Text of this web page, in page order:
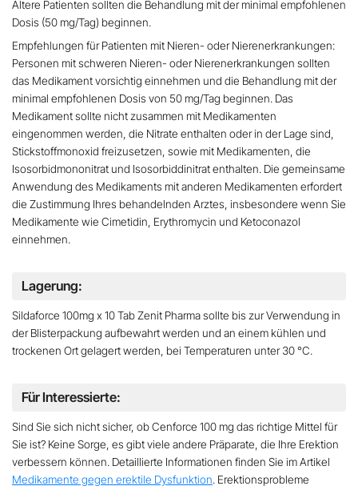
Ältere Patienten sollten die Behandlung mit der minimal empfohlenen
Dosis (50 mg/Tag) beginnen.
Empfehlungen für Patienten mit Nieren- oder Nierenerkrankungen:
Personen mit schweren Nieren- oder Nierenerkrankungen sollten
das Medikament vorsichtig einnehmen und die Behandlung mit der
minimal empfohlenen Dosis von 50 mg/Tag beginnen. Das
Medikament sollte nicht zusammen mit Medikamenten
eingenommen werden, die Nitrate enthalten oder in der Lage sind,
Stickstoffmonoxid freizusetzen, sowie mit Medikamenten, die
Isosorbidmononitrat und Isosorbiddinitrat enthalten. Die gemeinsame
Anwendung des Medikaments mit anderen Medikamenten erfordert
die Zustimmung Ihres behandelnden Arztes, insbesondere wenn Sie
Medikamente wie Cimetidin, Erythromycin und Ketoconazol
einnehmen.
Lagerung:
Sildaforce 100mg x 10 Tab Zenit Pharma sollte bis zur Verwendung in
der Blisterpackung aufbewahrt werden und an einem kühlen und
trockenen Ort gelagert werden, bei Temperaturen unter 30 °C.
Für Interessierte:
Sind Sie sich nicht sicher, ob Cenforce 100 mg das richtige Mittel für
Sie ist? Keine Sorge, es gibt viele andere Präparate, die Ihre Erektion
verbessern können. Detaillierte Informationen finden Sie im Artikel
Medikamente gegen erektile Dysfunktion. Erektionsprobleme